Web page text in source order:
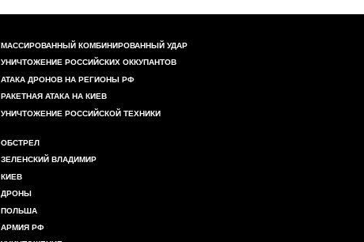
МАССИРОВАННЫЙ КОМБИНИРОВАННЫЙ УДАР
УНИЧТОЖЕНИЕ РОССИЙСКИХ ОККУПАНТОВ
АТАКА ДРОНОВ НА РЕГИОНЫ РФ
РАКЕТНАЯ АТАКА НА КИЕВ
УНИЧТОЖЕНИЕ РОССИЙСКОЙ ТЕХНИКИ
ОБСТРЕЛ
ЗЕЛЕНСКИЙ ВЛАДИМИР
КИЕВ
ДРОНЫ
ПОЛЬША
АРМИЯ РФ